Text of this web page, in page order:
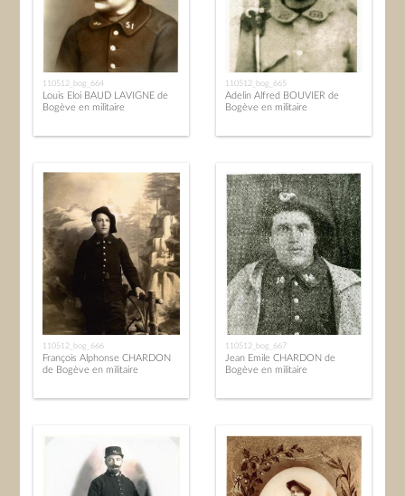
110512_bog_664
Louis Eloi BAUD LAVIGNE de
Bogève en militaire
110512_bog_665
Adelin Alfred BOUVIER de
Bogève en militaire
110512_bog_666
François Alphonse CHARDON
de Bogève en militaire
110512_bog_667
Jean Emile CHARDON de
Bogève en militaire